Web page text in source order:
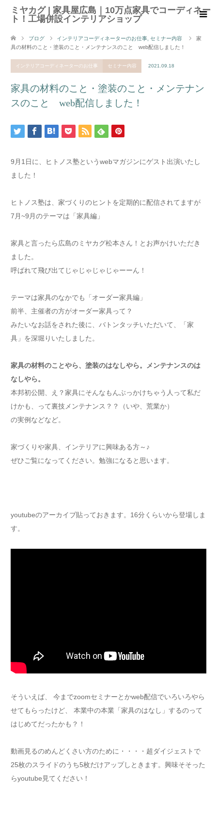
ミヤカグ | 家具屋広島｜10万点家具でコーディネー
ト！工場併設インテリアショップ
ブログ インテリアコーディネーターのお仕事 セミナー内容
家
具の材料のこと・塗装のこと・メンテナンスのこと web配信しました！
インテリアコーディネーターのお仕事 セミナー内容 2021.09.18
家具の材料のこと・塗装のこと・メンテナン
スのこと web配信しました！
9月1日に、ヒトノス塾というwebマガジンにゲスト出演いたし
ました！
ヒトノス塾は、家づくりのヒントを定期的に配信されてますが
7月~9月のテーマは「家具編」
家具と言ったら広島のミヤカグ松本さん！とお声かけいただき
ました。
呼ばれて飛び出てじゃじゃじゃじゃーーん！
テーマは家具のなかでも「オーダー家具編」
前半、主催者の方がオーダー家具って？
みたいなお話をされた後に、バトンタッチいただいて、「家
具」を深堀りいたしました。
家具の材料のことやら、塗装のはなしやら。メンテナンスのは
なしやら。
本邦初公開、え？家具にそんなもんぶっかけちゃう人って私だ
けかも、って裏技メンテナンス？？（いや、荒業か）
の実例などなど。
家づくりや家具、インテリアに興味ある方～♪
ぜひご覧になってください。勉強になると思います。
youtubeのアーカイブ貼っておきます。16分くらいから登場しま
す。
そういえば、 今までzoomセミナーとかweb配信でいろいろやら
せてもらったけど、 本業中の本業「家具のはなし」するのって
はじめてだったかも？！
動画見るのめんどくさい方のために・・・・超ダイジェストで
25枚のスライドのうち5枚だけアップしときます。興味そそった
らyoutube見てください！